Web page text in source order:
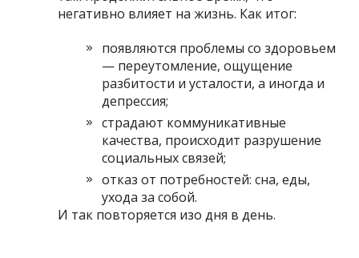
негативно влияет на жизнь. Как итог:
появляются проблемы со здоровьем
— переутомление, ощущение
разбитости и усталости, а иногда и
депрессия;
страдают коммуникативные
качества, происходит разрушение
социальных связей;
отказ от потребностей: сна, еды,
ухода за собой.
И так повторяется изо дня в день.